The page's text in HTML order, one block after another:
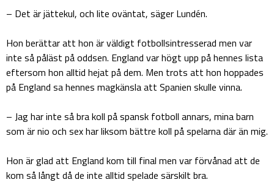
– Det är jättekul, och lite oväntat, säger Lundén.
Hon berättar att hon är väldigt fotbollsintresserad men var
inte så påläst på oddsen. England var högt upp på hennes lista
eftersom hon alltid hejat på dem. Men trots att hon hoppades
på England sa hennes magkänsla att Spanien skulle vinna.
– Jag har inte så bra koll på spansk fotboll annars, mina barn
som är nio och sex har liksom bättre koll på spelarna där än mig.
Hon är glad att England kom till final men var förvånad att de
kom så långt då de inte alltid spelade särskilt bra.